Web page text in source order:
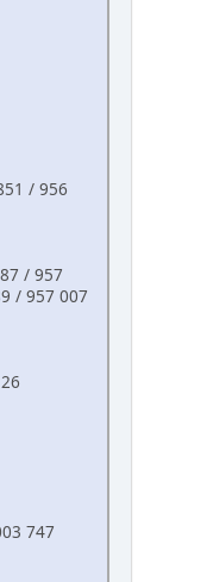
/ 956
/ 957
/ 957 007
747